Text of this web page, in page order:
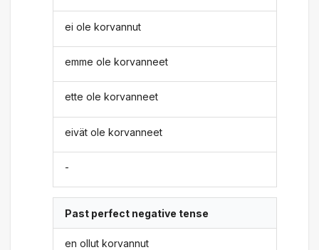
ei ole korvannut
emme ole korvanneet
ette ole korvanneet
eivät ole korvanneet
-
Past perfect negative tense
en ollut korvannut